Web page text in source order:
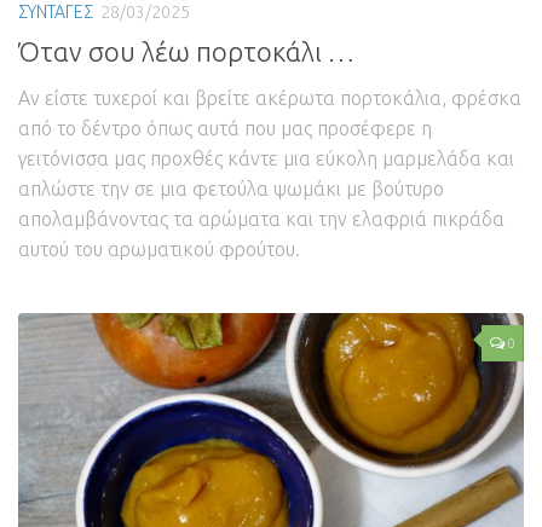
ΣΥΝΤΑΓΕΣ 28/03/2025
Όταν σου λέω πορτοκάλι …
Αν είστε τυχεροί και βρείτε ακέρωτα πορτοκάλια, φρέσκα
από το δέντρο όπως αυτά που μας προσέφερε η
γειτόνισσα μας προχθές κάντε μια εύκολη μαρμελάδα και
απλώστε την σε μια φετούλα ψωμάκι με βούτυρο
απολαμβάνοντας τα αρώματα και την ελαφριά πικράδα
αυτού του αρωματικού φρούτου.
0